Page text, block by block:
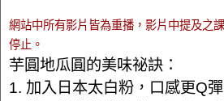
網站中所有影片皆為重播，影片中提及之
停止。
芋圓地瓜圓的美味祕訣：
1. 加入日本太白粉，口感更Q彈